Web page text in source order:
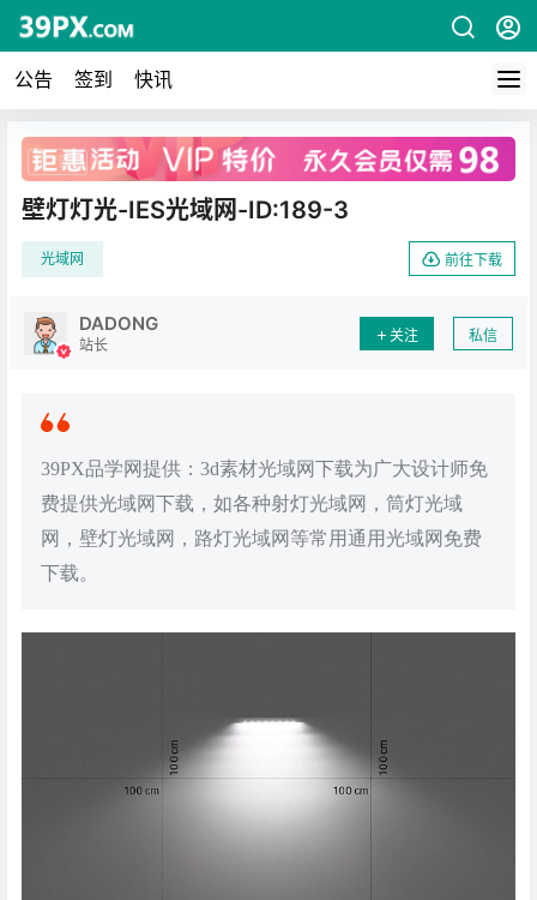
公告 签到 快讯
广告
壁灯灯光-IES光域网-ID:189-3
光域网 前往下载
DADONG
站长
关注 私信
39PX品学网提供：3d素材光域网下载为广大设计师免
费提供光域网下载，如各种射灯光域网，筒灯光域
网，壁灯光域网，路灯光域网等常用通用光域网免费
下载。